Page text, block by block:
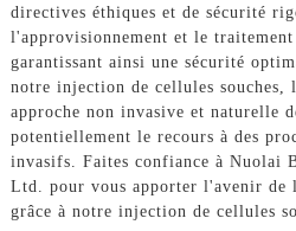
directives éthiques et de sécurité
l'approvisionnement et le traitement
garantissant ainsi une sécurité
notre injection de cellules souches,
approche non invasive et naturelle
potentiellement le recours à des
invasifs. Faites confiance à Nuolai
Ltd. pour vous apporter l'avenir de
grâce à notre injection de cellules